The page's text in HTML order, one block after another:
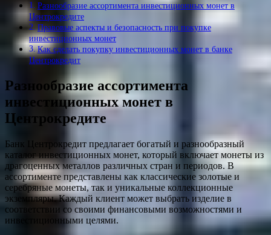
Разнообразие ассортимента инвестиционных монет в
Центрокредите
Правовые аспекты и безопасность при покупке
инвестиционных монет
Как сделать покупку инвестиционных монет в банке
Центрокредит
Разнообразие ассортимента
инвестиционных монет в
Центрокредите
Банк Центрокредит предлагает богатый и разнообразный
каталог инвестиционных монет, который включает монеты из
драгоценных металлов различных стран и периодов. В
ассортименте представлены как классические золотые и
серебряные монеты, так и уникальные коллекционные
экземпляры. Каждый клиент может выбрать изделие в
соответствии со своими финансовыми возможностями и
инвестиционными целями.